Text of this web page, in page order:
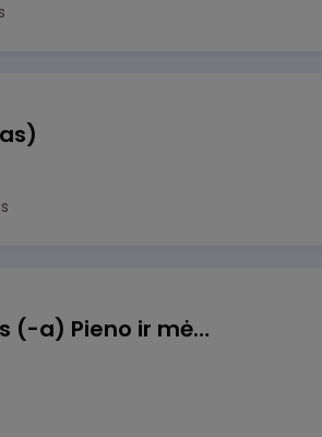
Užsakymų komplektuotojas (-a) Pieno ir mėsos sandėlyje